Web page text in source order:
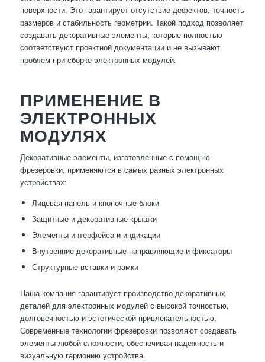
поверхности. Это гарантирует отсутствие дефектов, точность
размеров и стабильность геометрии. Такой подход позволяет
создавать декоративные элементы, которые полностью
соответствуют проектной документации и не вызывают
проблем при сборке электронных модулей.
ПРИМЕНЕНИЕ В
ЭЛЕКТРОННЫХ
МОДУЛЯХ
Декоративные элементы, изготовленные с помощью
фрезеровки, применяются в самых разных электронных
устройствах:
Лицевая панель и кнопочные блоки
Защитные и декоративные крышки
Элементы интерфейса и индикации
Внутренние декоративные направляющие и фиксаторы
Структурные вставки и рамки
Наша компания гарантирует производство декоративных
деталей для электронных модулей с высокой точностью,
долговечностью и эстетической привлекательностью.
Современные технологии фрезеровки позволяют создавать
элементы любой сложности, обеспечивая надежность и
визуальную гармонию устройства.